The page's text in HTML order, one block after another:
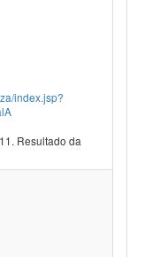
index.jsp?
Resultado da